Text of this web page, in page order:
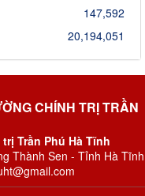
147,592
20,194,051
CHÍNH TRỊ TRẦN
Trần Phú Hà Tĩnh
Thành Sen - Tỉnh Hà Tĩnh